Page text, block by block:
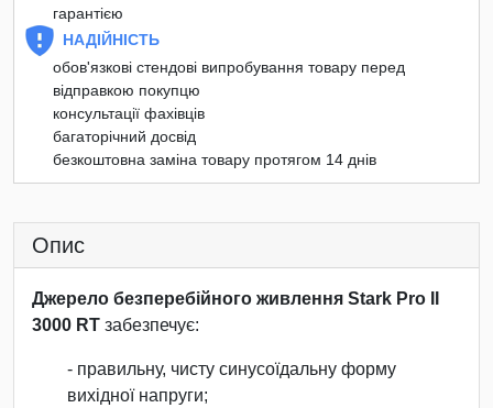
гарантією
НАДІЙНІСТЬ
обов'язкові стендові випробування товару перед
відправкою покупцю
консультації фахівців
багаторічний досвід
безкоштовна заміна товару протягом 14 днів
Опис
Джерело безперебійного живлення Stark Pro II
3000 RT забезпечує:
- правильну, чисту синусоїдальну форму
вихідної напруги;